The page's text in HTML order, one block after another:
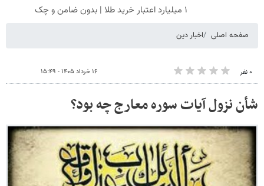
۱ میلیارد اعتبار خرید طلا | بدون ضامن و چک
صفحه اصلی اخبار دین
۰ نفر ۱۶ خرداد ۱۴۰۵ - ۱۵:۴۹
شأن نزول آیات سوره معارج چه بود؟